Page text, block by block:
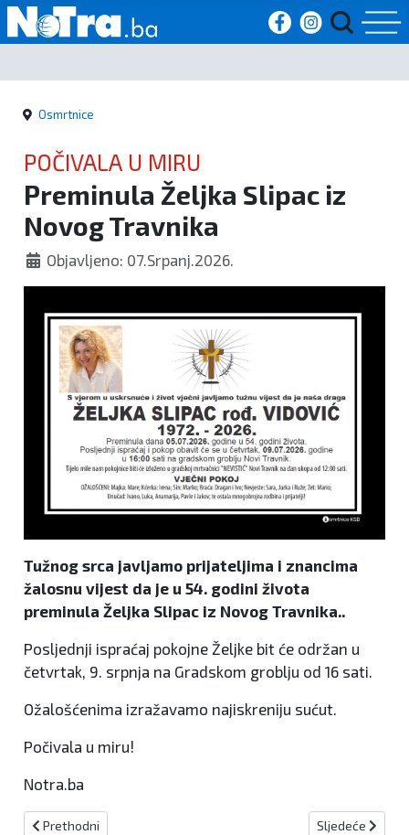
Početna
Vijesti
Sport
Kultura
Crna
kronika
Politika
Zanimljivosti
Osmrtnice
POČIVALA U MIRU
Preminula Željka Slipac iz
Novog Travnika
Objavljeno: 07.Srpanj.2026.
Tužnog srca javljamo prijateljima i znancima
žalosnu vijest da je u 54. godini života
preminula Željka Slipac iz Novog Travnika..
Posljednji ispraćaj pokojne Željke bit će održan u
četvrtak, 9. srpnja na Gradskom groblju od 16 sati.
Ožalošćenima izražavamo najiskreniju sućut.
Počivala u miru!
Notra.ba
Prethodni članak: Preminula Nevenka Varivoda iz Novog Travnika
Prethodni Sljedeći članak:
Sljedeće